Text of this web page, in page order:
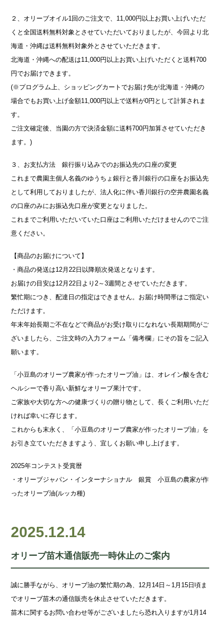
２、オリーブオイル1回のご注文で、11,000円以上お買い上げいただ
くと全国送料無料対象とさせていただいておりましたが、今回より北
海道・沖縄は送料無料対象外とさせていただきます。
北海道・沖縄への配送は11,000円以上お買い上げいただくと送料700
円でお届けできます。
(※プログラム上、ショッピングカートでお届け先が北海道・沖縄の
場合でもお買い上げ金額11,000円以上で送料が0円として計算されま
す。
ご注文確定後、当園の方で決済金額に送料700円加算させていただき
ます。)
３、お支払方法 銀行振り込みでのお振込先の口座の変更
これまで農園主個人名義のゆうちょ銀行と香川銀行の口座をお振込先
として利用しておりましたが、法人化に伴い香川銀行の空井農園名義
の口座のみにお振込先口座が変更となりました。
これまでご利用いただいていた口座はご利用いただけませんのでご注
意ください。
【商品のお届けについて】
・商品の発送は12月22日以降順次発送となります。
お届けの目安は12月22日より2～3週間とさせていただきます。
繁忙期につき、配達日の指定はできません。お届け時間帯はご指定い
ただけます。
年末年始長期ご不在などで商品がお受け取りになれない長期期間がご
ざいましたら、ご注文時の入力フォーム「備考欄」にその旨をご記入
願います。
「小豆島のオリーブ農家が作ったオリーブ油」は、オレイン酸を含む
ヘルシーで香り高い新鮮なオリーブ果汁です。
ご家族や大切な方への健康づくりの贈り物として、長くご利用いただ
ければ幸いに存じます。
これからも末永く、「小豆島のオリーブ農家が作ったオリーブ油」を
お引き立ていただきますよう、宜しくお願い申し上げます。
2025年コンテスト受賞暦
・オリーブジャパン・インターナショナル 銀賞 小豆島の農家が作
ったオリーブ油(ルッカ種)
2025.12.14
オリーブ苗木通信販売一時休止のご案内
誠に勝手ながら、オリーブ油の繁忙期の為、12月14日～1月15日頃ま
でオリーブ苗木の通信販売を休止させていただきます。
苗木に関するお問い合わせ等がございましたら恐れ入りますが1月14